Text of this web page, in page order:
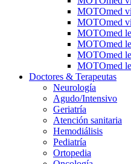
MOTOmed
MOTOmed
MOTOmed
MOTOmed
MOTOmed
MOTOmed
Doctores & Terapeutas
Neurología
Agudo/Intensivo
Geriatría
Atención sanitaria
Hemodiálisis
Pediatría
Ortopedia